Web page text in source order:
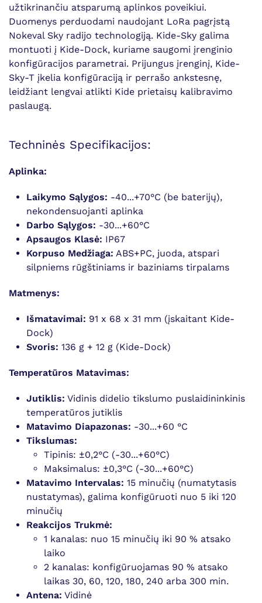
užtikrinančiu atsparumą aplinkos poveikiui.
Duomenys perduodami naudojant LoRa pagrįstą
Nokeval Sky radijo technologiją. Kide-Sky galima
montuoti į Kide-Dock, kuriame saugomi įrenginio
konfigūracijos parametrai. Prijungus įrenginį, Kide-
Sky-T įkelia konfigūraciją ir perrašo ankstesnę,
leidžiant lengvai atlikti Kide prietaisų kalibravimo
paslaugą.
Techninės Specifikacijos:
Aplinka:
Laikymo Sąlygos: -40...+70°C (be baterijų),
nekondensuojanti aplinka
Darbo Sąlygos: -30...+60°C
Apsaugos Klasė: IP67
Korpuso Medžiaga: ABS+PC, juoda, atspari
silpniems rūgštiniams ir baziniams tirpalams
Matmenys:
Išmatavimai: 91 x 68 x 31 mm (įskaitant Kide-
Dock)
Svoris: 136 g + 12 g (Kide-Dock)
Temperatūros Matavimas:
Jutiklis: Vidinis didelio tikslumo puslaidininkinis
temperatūros jutiklis
Matavimo Diapazonas: -30...+60 °C
Tikslumas:
Tipinis: ±0,2°C (-30...+60°C)
Maksimalus: ±0,3°C (-30...+60°C)
Matavimo Intervalas: 15 minučių (numatytasis
nustatymas), galima konfigūruoti nuo 5 iki 120
minučių
Reakcijos Trukmė:
1 kanalas: nuo 15 minučių iki 90 % atsako
laiko
2 kanalas: konfigūruojamas 90 % atsako
laikas 30, 60, 120, 180, 240 arba 300 min.
Antena: Vidinė